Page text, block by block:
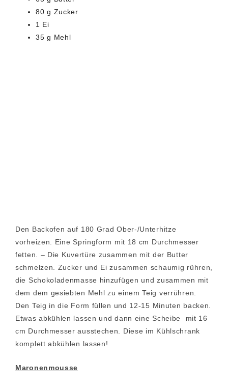
80 g Zucker
1 Ei
35 g Mehl
Den Backofen auf 180 Grad Ober-/Unterhitze
vorheizen. Eine Springform mit 18 cm Durchmesser
fetten. – Die Kuvertüre zusammen mit der Butter
schmelzen. Zucker und Ei zusammen schaumig rühren,
die Schokoladenmasse hinzufügen und zusammen mit
dem dem gesiebten Mehl zu einem Teig verrühren.
Den Teig in die Form füllen und 12-15 Minuten backen.
Etwas abkühlen lassen und dann eine Scheibe mit 16
cm Durchmesser ausstechen. Diese im Kühlschrank
komplett abkühlen lassen!
Maronenmousse